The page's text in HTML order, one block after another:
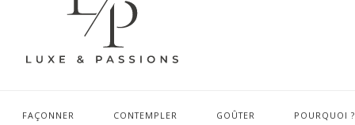
FAÇONNER CONTEMPLER GOÛTER POURQUOI ?